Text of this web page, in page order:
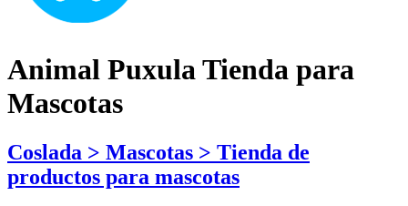
Animal Puxula Tienda para
Mascotas
Coslada > Mascotas > Tienda de
productos para mascotas